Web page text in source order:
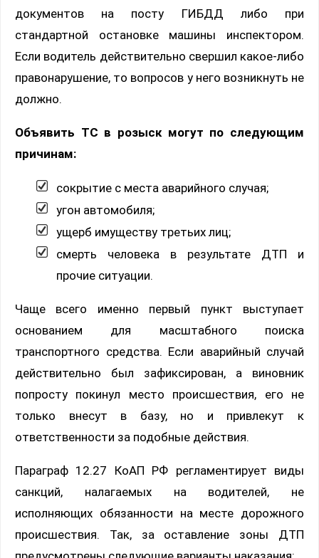
документов на посту ГИБДД либо при
стандартной остановке машины инспектором.
Если водитель действительно свершил какое-либо
правонарушение, то вопросов у него возникнуть не
должно.
Объявить ТС в розыск могут по следующим
причинам:
сокрытие с места аварийного случая;
угон автомобиля;
ущерб имуществу третьих лиц;
смерть человека в результате ДТП и
прочие ситуации.
Чаще всего именно первый пункт выступает
основанием для масштабного поиска
транспортного средства. Если аварийный случай
действительно был зафиксирован, а виновник
попросту покинул место происшествия, его не
только внесут в базу, но и привлекут к
ответственности за подобные действия.
Параграф 12.27 КоАП РФ регламентирует виды
санкций, налагаемых на водителей, не
исполняющих обязанности на месте дорожного
происшествия. Так, за оставление зоны ДТП